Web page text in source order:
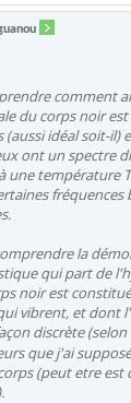
comment
du corps noir
(aussi idéal soit-il)
ont un spectre
une température
fréquences
la
qui part de
noir est
vibrent, et dont
discrète
que j'ai
(peut etre est